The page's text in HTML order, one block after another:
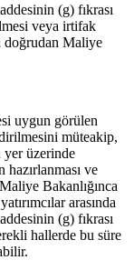
(g) fıkrası
veya irtifak
doğrudan Maliye
uygun görülen
müteakip,
yer üzerinde
ve
Bakanlığınca
arasında
(g) fıkrası
hallerde bu süre